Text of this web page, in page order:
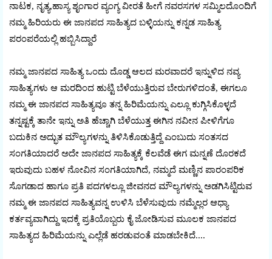
ನಾಟಕ, ನೃತ್ಯ,ಹಾಸ್ಯ ಶೃಂಗಾರ ವ್ಯಂಗ್ಯ ವೀರತೆ ಹೀಗೆ ನವರಸಗಳ ಸಮ್ಮಿಲದೊಂದಿಗೆ
ನಮ್ಮ ಹಿರಿಯರು ಈ ಜಾನಪದ ಸಾಹಿತ್ಯದ ಬಳ್ಳಿಯನ್ನು ಕನ್ನಡ ಸಾಹಿತ್ಯ
ಪರಂಪರೆಯಲ್ಲಿ ಹಬ್ಬಿಸಿದ್ದಾರೆ
ನಮ್ಮ ಜಾನಪದ ಸಾಹಿತ್ಯ ಒಂದು ದೊಡ್ಡ ಆಲದ ಮರವಾದರೆ ಇನ್ನುಳಿದ ನವ್ಯ
ಸಾಹಿತ್ಯಗಳು ಆ ಮರದಿಂದ ಹುಟ್ಟಿ ಬೆಳೆಯುತ್ತಿರುವ ಬೇರುಗಳಿದಂತೆ, ಈಗಲೂ
ನಮ್ಮ ಈ ಜಾನಪದ ಸಾಹಿತ್ಯವೂ ತನ್ನ ಹಿರಿಮೆಯನ್ನು ಎಲ್ಲೂ ಕುಗ್ಗಿಸಿಕೊಳ್ಳದೆ
ತನ್ನಷ್ಟಕ್ಕೆ ತಾನೇ ಇನ್ನು ಅತಿ ಹೆಚ್ಚಾಗಿ ಬೆಳೆಯುತ್ತ ಈಗಿನ ನವೀನ ಪೀಳಿಗೆಗೂ
ಬದುಕಿನ ಅದ್ಭುತ ಮೌಲ್ಯಗಳನ್ನು ತಿಳಿಸಿಕೊಡುತ್ತಿದ್ದೆ ಎಂಬುದು ಸಂತಸದ
ಸಂಗತಿಯಾದರೆ ಅದೇ ಜಾನಪದ ಸಾಹಿತ್ಯಕ್ಕೆ ಕೆಲವೆಡೆ ಈಗ ಮನ್ನಣೆ ದೊರಕದೆ
ಇರುವುದು ಬಹಳ ನೋವಿನ ಸಂಗತಿಯಾಗಿದೆ, ನಮ್ಮದೆ ಮಣ್ಣಿನ ಪಾರಂಪರಿಕ
ಸೊಗಡಾದ ಹಾಗೂ ಪ್ರತಿ ಪದಗಳಲ್ಲೂ ಜೀವನದ ಮೌಲ್ಯಗಳನ್ನು ಅಡಗಿಸಿಟ್ಟಿರುವ
ನಮ್ಮ ಈ ಜಾನಪದ ಸಾಹಿತ್ಯವನ್ನ ಉಳಿಸಿ ಬೆಳೆಸುವುದು ನಮ್ಮೆಲ್ಲರ ಆಧ್ಯಾ
ಕರ್ತವ್ಯವಾಗಿದ್ದು ಇದಕ್ಕೆ ಪ್ರತಿಯೊಬ್ಬರು ಕೈ ಜೋಡಿಸುವ ಮೂಲಕ ಜಾನಪದ
ಸಾಹಿತ್ಯದ ಹಿರಿಮೆಯನ್ನು ಎಲ್ಲೆಡೆ ಹರಡುವಂತೆ ಮಾಡಬೇಕಿದೆ....